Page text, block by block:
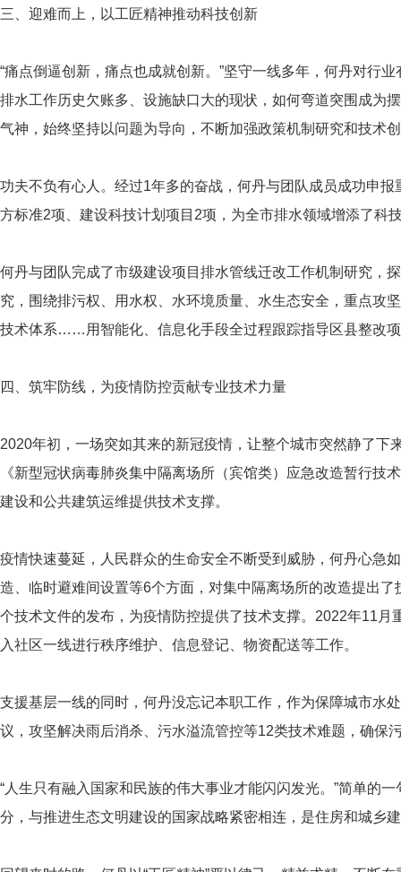
三、迎难而上，以工匠精神推动科技创新
“痛点倒逼创新，痛点也成就创新。”坚守一线多年，何丹对
排水工作历史欠账多、设施缺口大的现状，如何弯道突围成为
气神，始终坚持以问题为导向，不断加强政策机制研究和技术
功夫不负有心人。经过1年多的奋战，何丹与团队成员成功申
方标准2项、建设科技计划项目2项，为全市排水领域增添了科
何丹与团队完成了市级建设项目排水管线迁改工作机制研究，
究，围绕排污权、用水权、水环境质量、水生态安全，重点攻
技术体系……用智能化、信息化手段全过程跟踪指导区县整改
四、筑牢防线，为疫情防控贡献专业技术力量
2020年初，一场突如其来的新冠疫情，让整个城市突然静了
《新型冠状病毒肺炎集中隔离场所（宾馆类）应急改造暂行
建设和公共建筑运维提供技术支撑。
疫情快速蔓延，人民群众的生命安全不断受到威胁，何丹心急
造、临时避难间设置等6个方面，对集中隔离场所的改造提出
个技术文件的发布，为疫情防控提供了技术支撑。2022年11
入社区一线进行秩序维护、信息登记、物资配送等工作。
支援基层一线的同时，何丹没忘记本职工作，作为保障城市水
议，攻坚解决雨后消杀、污水溢流管控等12类技术难题，确保
“人生只有融入国家和民族的伟大事业才能闪闪发光。”简单的
分，与推进生态文明建设的国家战略紧密相连，是住房和城乡